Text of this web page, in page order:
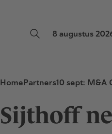
8 augustus
HomePartners10 sept: M&A
Sijthoff